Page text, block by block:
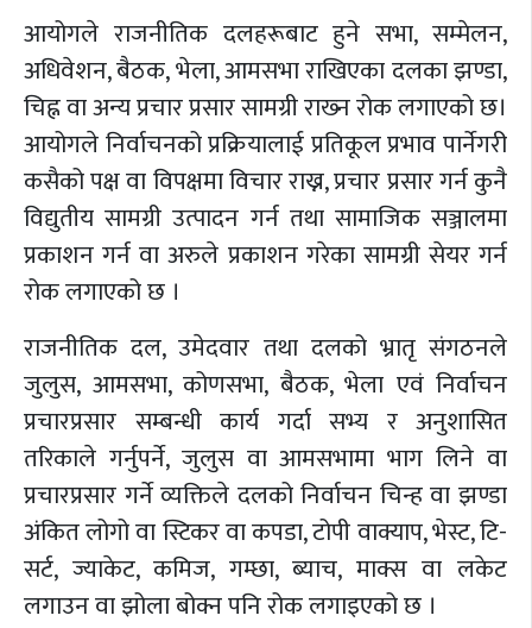
आयोगले राजनीतिक दलहरूबाट हुने सभा, सम्मेलन,
अधिवेशन, बैठक, भेला, आमसभा राखिएका दलका झण्डा,
चिह्न वा अन्य प्रचार प्रसार सामग्री राख्‍न रोक लगाएको छ।
आयोगले निर्वाचनको प्रक्रियालाई प्रतिकूल प्रभाव पार्नेगरी
कसैको पक्ष वा विपक्षमा विचार राख्न, प्रचार प्रसार गर्न कुनै
विद्युतीय सामग्री उत्पादन गर्न तथा सामाजिक सञ्जालमा
प्रकाशन गर्न वा अरुले प्रकाशन गरेका सामग्री सेयर गर्न
रोक लगाएको छ ।
राजनीतिक दल, उमेदवार तथा दलको भ्रातृ संगठनले
जुलुस, आमसभा, कोणसभा, बैठक, भेला एवं निर्वाचन
प्रचारप्रसार सम्बन्धी कार्य गर्दा सभ्य र अनुशासित
तरिकाले गर्नुपर्ने, जुलुस वा आमसभामा भाग लिने वा
प्रचारप्रसार गर्ने व्यक्तिले दलको निर्वाचन चिन्ह वा झण्डा
अंकित लोगो वा स्टिकर वा कपडा, टोपी वाक्याप, भेस्ट, टि-
सर्ट, ज्याकेट, कमिज, गम्छा, ब्याच, माक्स वा लकेट
लगाउन वा झोला बोक्न पनि रोक लगाइएको छ ।